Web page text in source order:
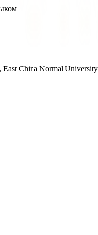
East China Normal University